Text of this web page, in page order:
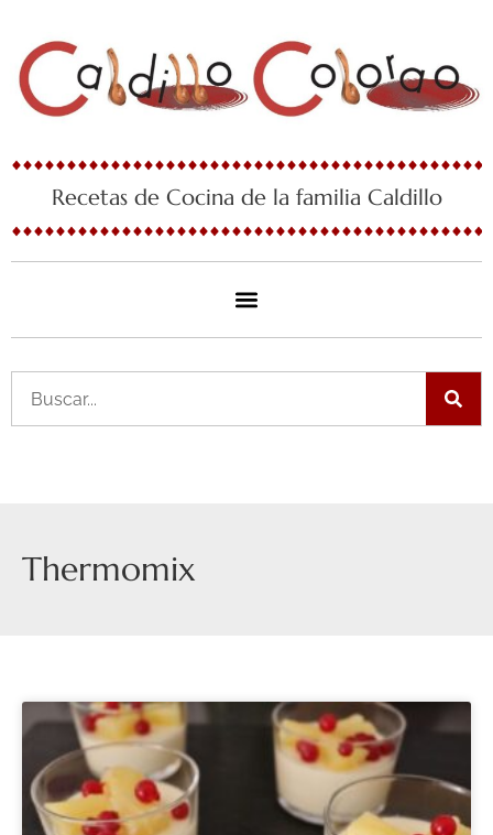
contenido
Recetas de Cocina de la familia Caldillo
Buscar
Thermomix
Página PáginaPágina